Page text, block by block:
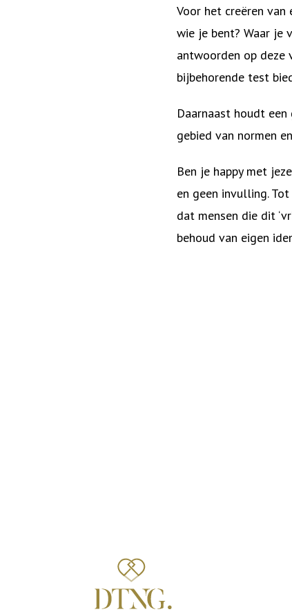
Voor het creëren
wie je bent? Waar je
antwoorden op deze
bijbehorende test
Daarnaast houdt
gebied van normen
Ben je happy met
en geen invulling.
dat mensen die dit
behoud van eigen